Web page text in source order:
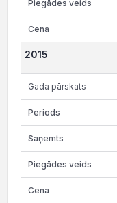
2015
Gada pārskats